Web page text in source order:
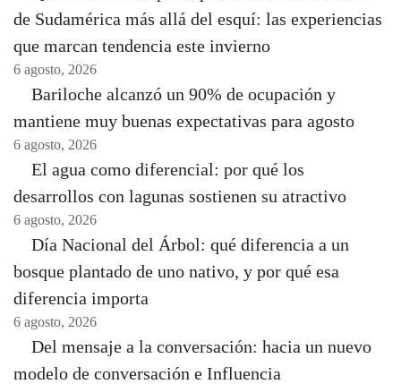
de Sudamérica más allá del esquí: las experiencias
que marcan tendencia este invierno
6 agosto, 2026
Bariloche alcanzó un 90% de ocupación y
mantiene muy buenas expectativas para agosto
6 agosto, 2026
El agua como diferencial: por qué los
desarrollos con lagunas sostienen su atractivo
6 agosto, 2026
Día Nacional del Árbol: qué diferencia a un
bosque plantado de uno nativo, y por qué esa
diferencia importa
6 agosto, 2026
Del mensaje a la conversación: hacia un nuevo
modelo de conversación e Influencia